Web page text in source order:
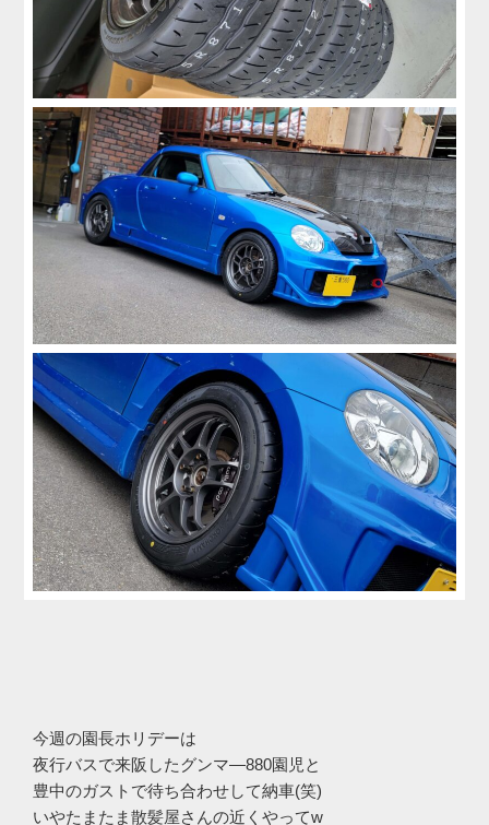
今週の園長ホリデーは
夜行バスで来阪したグンマ―880園児と
豊中のガストで待ち合わせして納車(笑)
いやたまたま散髪屋さんの近くやってw